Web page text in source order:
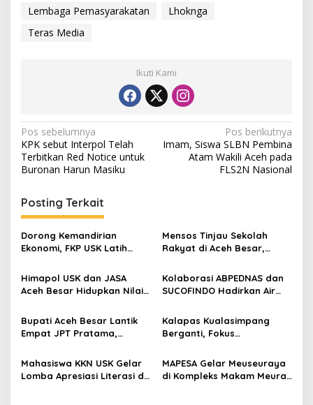
Lembaga Pemasyarakatan
Lhoknga
Teras Media
Ikuti Kami
N
a
v
i
g
a
s
i
p
s
Pos sebelumnya
KPK sebut Interpol Telah
Terbitkan Red Notice untuk
Buronan Harun Masiku
Pos berikutnya
Imam, Siswa SLBN Pembina
Atam Wakili Aceh pada
FLS2N Nasional
Posting Terkait
Dorong Kemandirian
Ekonomi, FKP USK Latih
Produk Perikanan
Mensos Tinjau Sekolah
Rakyat di Aceh Besar,
Dukungan Penuh
Himapol USK dan JASA
Aceh Besar Hidupkan Nilai
Polem IX Lewat Bakti Sosial
Kolaborasi ABPEDNAS dan
SUCOFINDO Hadirkan Air
Besar
Bupati Aceh Besar Lantik
Empat JPT Pratama,
Keberlanjutan Program
Kalapas Kualasimpang
Berganti, Fokus
Tingkatkan Pelayanan
Mahasiswa KKN USK Gelar
Lomba Apresiasi Literasi di
MAPESA Gelar Meuseuraya
di Kompleks Makam Meurah